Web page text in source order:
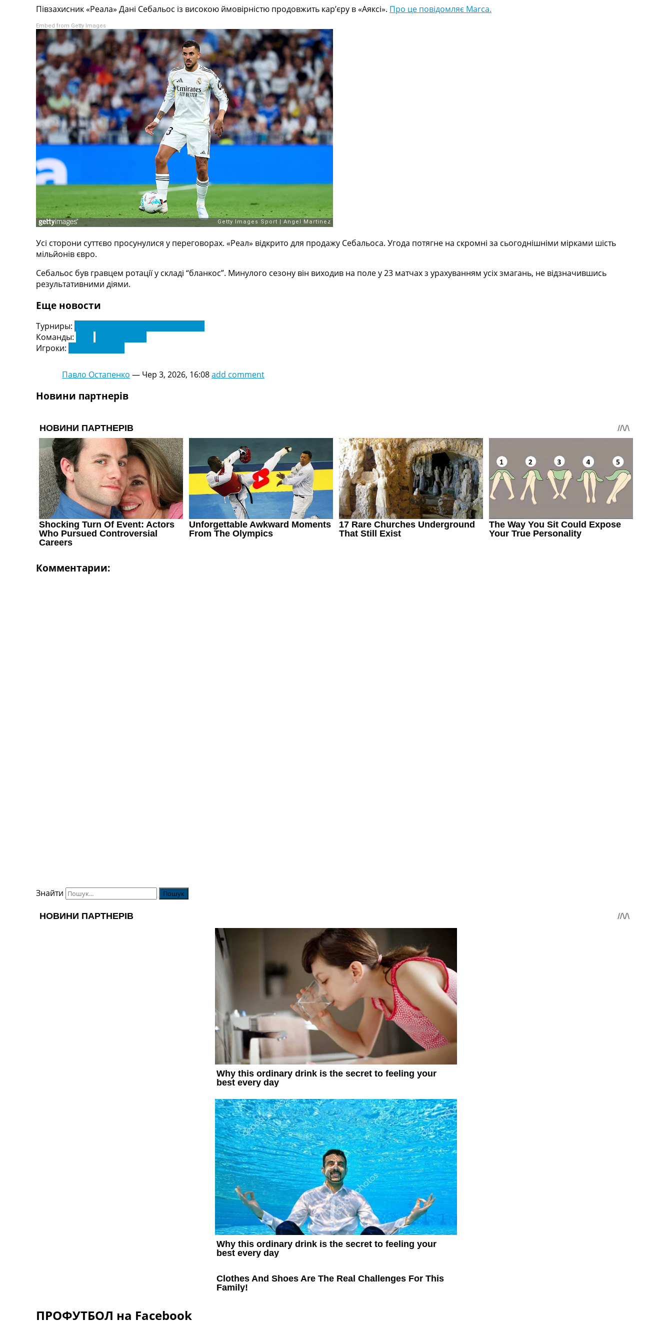
Турніри
Чемпіонат Світу
Україна. Прем’єр-Ліга
Україна. Перша Ліга
Ліга Чемпіонів
Англія. Прем’єр-Ліга
Іспанія. Ла Ліга
Ще Турніри >>>
Таблиці
Чемпіонат Світу. Турнирні таблиці
Таблиця УПЛ
Перша Ліга
Таблиця АПЛ
Таблиця Ліги Чемпіонів
Рейтинги
Рейтинг країн УЄФА
Рейтинг клубів УЄФА
Рейтинг ФІФА
Телепрограма
RU
UA
Categories
Головна
Конкурс прогнозів
Логін
Правила
Турніри
Чемпіонат Світу
Україна. Прем’єр-Ліга
Україна. Перша Ліга
Ліга Чемпіонів
Англія. Прем’єр-Ліга
Іспанія. Ла Ліга
Ще Турніри >>>
Таблиці
Чемпіонат Світу. Турнирні таблиці
Таблиця УПЛ
Таблиця Ла Ліги
Таблиця Ліги Чемпіонів
Півзахисник «Реала» Дані Себальос із високою ймовірністю продовжить кар’єру в «Аяксі». Про це повідомляє Marca.
Embed from Getty Images
Усі сторони суттєво просунулися у переговорах. «Реал» відкрито для продажу Себальоса. Угода потягне на скромні за сьогоднішніми мірками шість
мільйонів євро.
Себальос був гравцем ротації у складі “бланкос”. Минулого сезону він виходив на поле у ​​23 матчах з урахуванням усіх змагань, не відзначившись
результативними діями.
Еще новости
Турниры:
Команды:
Игроки:
Павло Остапенко — Чер 3, 2026, 16:08add comment
Новини партнерів
Комментарии:
Знайти
ПРОФУТБОЛ на Facebook